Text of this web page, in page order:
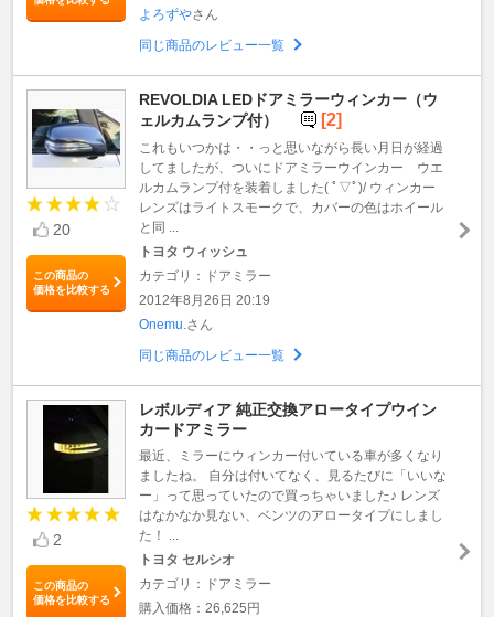
よろずやさん
同じ商品のレビュー一覧
20
この商品の
価格を比較する
REVOLDIA LEDドアミラーウィンカー（ウ
ェルカムランプ付）
[2]
これもいつかは・・っと思いながら長い月日が経過
してましたが、ついにドアミラーウインカー ウエ
ルカムランプ付を装着しました( ﾟ▽ﾟ)/ ウィンカー
レンズはライトスモークで、カバーの色はホイール
と同 ...
トヨタ ウィッシュ
カテゴリ：ドアミラー
2012年8月26日 20:19
Onemu. さん
同じ商品のレビュー一覧
2
この商品の
価格を比較する
レボルディア 純正交換アロータイプウイン
カードアミラー
最近、ミラーにウィンカー付いている車が多くなり
ましたね。 自分は付いてなく、見るたびに「いいな
ー」って思っていたので買っちゃいました♪ レンズ
はなかなか見ない、ベンツのアロータイプにしまし
た！ ...
トヨタ セルシオ
カテゴリ：ドアミラー
購入価格：26,625円